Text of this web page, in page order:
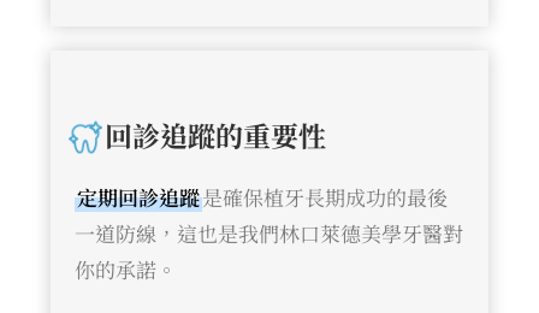
回診追蹤的重要性
定期回診追蹤是確保植牙長期成功的最後
一道防線，這也是我們林口萊德美學牙醫對
你的承諾。